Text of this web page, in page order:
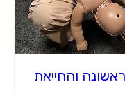
והחייאת